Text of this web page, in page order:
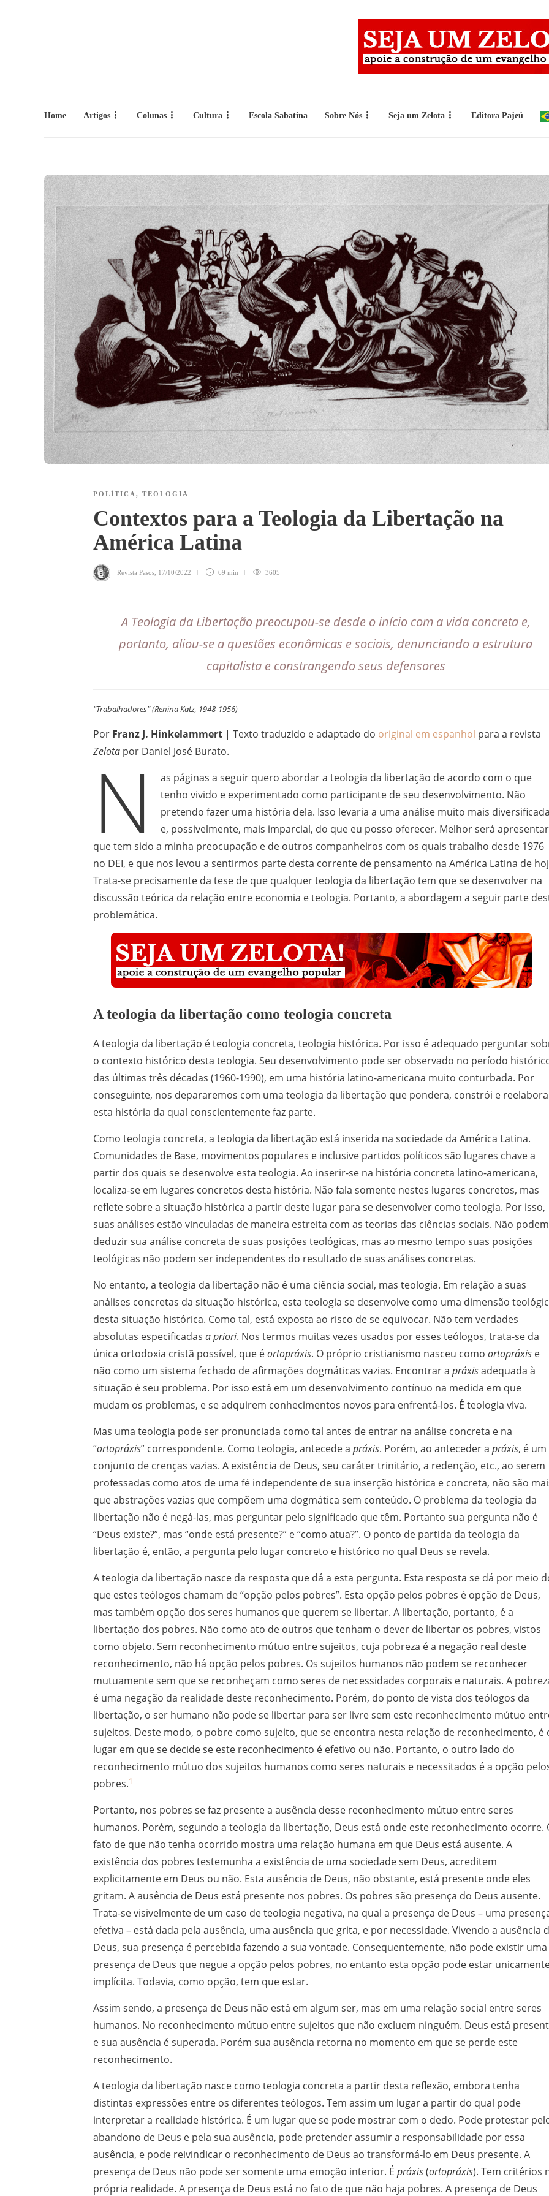
Home Artigos Colunas Cultura Escola Sabatina Sobre Nós Seja um Zelota Editora Pajeú
POLÍTICA , TEOLOGIA
Contextos para a Teologia da Libertação na
América Latina
Revista Pasos 17/10/2022 69 min 3605
A Teologia da Libertação preocupou-se desde o início com a vida concreta e,
portanto, aliou-se a questões econômicas e sociais, denunciando a estrutura
capitalista e constrangendo seus defensores
“Trabalhadores” (Renina Katz, 1948-1956)
Por Franz J. Hinkelammert | Texto traduzido e adaptado do original em espanhol para a revista
Zelota por Daniel José Burato.
N
as páginas a seguir quero abordar a teologia da libertação de acordo com o que
tenho vivido e experimentado como participante de seu desenvolvimento. Não
pretendo fazer uma história dela. Isso levaria a uma análise muito mais
e, possivelmente, mais imparcial, do que eu posso oferecer. Melhor será
que tem sido a minha preocupação e de outros companheiros com os quais trabalho desde 1976
no DEI, e que nos levou a sentirmos parte desta corrente de pensamento na América Latina de
Trata-se precisamente da tese de que qualquer teologia da libertação tem que se desenvolver na
discussão teórica da relação entre economia e teologia. Portanto, a abordagem a seguir parte
problemática.
A teologia da libertação como teologia concreta
A teologia da libertação é teologia concreta, teologia histórica. Por isso é adequado perguntar
o contexto histórico desta teologia. Seu desenvolvimento pode ser observado no período
das últimas três décadas (1960-1990), em uma história latino-americana muito conturbada. Por
conseguinte, nos depararemos com uma teologia da libertação que pondera, constrói e reelabora
esta história da qual conscientemente faz parte.
Como teologia concreta, a teologia da libertação está inserida na sociedade da América Latina.
Comunidades de Base, movimentos populares e inclusive partidos políticos são lugares chave a
partir dos quais se desenvolve esta teologia. Ao inserir-se na história concreta latino-americana,
localiza-se em lugares concretos desta história. Não fala somente nestes lugares concretos, mas
reflete sobre a situação histórica a partir deste lugar para se desenvolver como teologia. Por isso,
suas análises estão vinculadas de maneira estreita com as teorias das ciências sociais. Não podem
deduzir sua análise concreta de suas posições teológicas, mas ao mesmo tempo suas posições
teológicas não podem ser independentes do resultado de suas análises concretas.
No entanto, a teologia da libertação não é uma ciência social, mas teologia. Em relação a suas
análises concretas da situação histórica, esta teologia se desenvolve como uma dimensão
desta situação histórica. Como tal, está exposta ao risco de se equivocar. Não tem verdades
absolutas especificadas a priori. Nos termos muitas vezes usados por esses teólogos, trata-se da
única ortodoxia cristã possível, que éortopráxis. O próprio cristianismo nasceu como ortopráxis e
não como um sistema fechado de afirmações dogmáticas vazias. Encontrar a práxisadequada à
situação é seu problema. Por isso está em um desenvolvimento contínuo na medida em que
mudam os problemas, e se adquirem conhecimentos novos para enfrentá-los. É teologia viva.
Mas uma teologia pode ser pronunciada como tal antes de entrar na análise concreta e na
“ortopráxis” correspondente. Como teologia, antecede a práxis. Porém, ao anteceder a práxis, é um
conjunto de crenças vazias. A existência de Deus, seu caráter trinitário, a redenção, etc., ao serem
professadas como atos de uma fé independente de sua inserção histórica e concreta, não são
que abstrações vazias que compõem uma dogmática sem conteúdo. O problema da teologia da
libertação não é negá-las, mas perguntar pelo significado que têm. Portanto sua pergunta não é
“Deus existe?”, mas “onde está presente?” e “como atua?”. O ponto de partida da teologia da
libertação é, então, a pergunta pelo lugar concreto e histórico no qual Deus se revela.
A teologia da libertação nasce da resposta que dá a esta pergunta. Esta resposta se dá por meio
que estes teólogos chamam de “opção pelos pobres”. Esta opção pelos pobres é opção de Deus,
mas também opção dos seres humanos que querem se libertar. A libertação, portanto, é a
libertação dos pobres. Não como ato de outros que tenham o dever de libertar os pobres, vistos
como objeto. Sem reconhecimento mútuo entre sujeitos, cuja pobreza é a negação real deste
reconhecimento, não há opção pelos pobres. Os sujeitos humanos não podem se reconhecer
mutuamente sem que se reconheçam como seres de necessidades corporais e naturais. A
é uma negação da realidade deste reconhecimento. Porém, do ponto de vista dos teólogos da
libertação, o ser humano não pode se libertar para ser livre sem este reconhecimento mútuo
sujeitos. Deste modo, o pobre como sujeito, que se encontra nesta relação de reconhecimento, é
lugar em que se decide se este reconhecimento é efetivo ou não. Portanto, o outro lado do
reconhecimento mútuo dos sujeitos humanos como seres naturais e necessitados é a opção
pobres.1
Portanto, nos pobres se faz presente a ausência desse reconhecimento mútuo entre seres
humanos. Porém, segundo a teologia da libertação, Deus está onde este reconhecimento ocorre.
fato de que não tenha ocorrido mostra uma relação humana em que Deus está ausente. A
existência dos pobres testemunha a existência de uma sociedade sem Deus, acreditem
explicitamente em Deus ou não. Esta ausência de Deus, não obstante, está presente onde eles
gritam. A ausência de Deus está presente nos pobres. Os pobres são presença do Deus ausente.
Trata-se visivelmente de um caso de teologia negativa, na qual a presença de Deus – uma
efetiva – está dada pela ausência, uma ausência que grita, e por necessidade. Vivendo a ausência
Deus, sua presença é percebida fazendo a sua vontade. Consequentemente, não pode existir uma
presença de Deus que negue a opção pelos pobres, no entanto esta opção pode estar
implícita. Todavia, como opção, tem que estar.
Assim sendo, a presença de Deus não está em algum ser, mas em uma relação social entre seres
humanos. No reconhecimento mútuo entre sujeitos que não excluem ninguém. Deus está
e sua ausência é superada. Porém sua ausência retorna no momento em que se perde este
reconhecimento.
A teologia da libertação nasce como teologia concreta a partir desta reflexão, embora tenha
distintas expressões entre os diferentes teólogos. Tem assim um lugar a partir do qual pode
interpretar a realidade histórica. É um lugar que se pode mostrar com o dedo. Pode protestar
abandono de Deus e pela sua ausência, pode pretender assumir a responsabilidade por essa
ausência, e pode reivindicar o reconhecimento de Deus ao transformá-lo em Deus presente. A
presença de Deus não pode ser somente uma emoção interior. É práxis(ortopráxis). Tem critérios
própria realidade. A presença de Deus está no fato de que não haja pobres. A presença de Deus